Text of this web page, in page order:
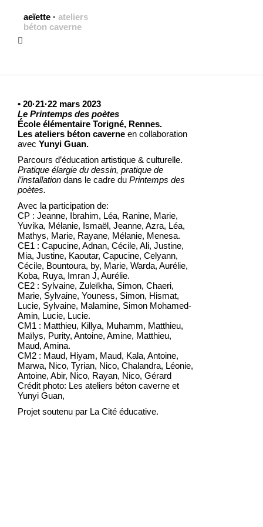
aeïette · ateliers
béton caverne
• 20·21·22 mars 2023
Le Printemps des poètes
École élémentaire Torigné, Rennes.
Les ateliers béton caverne en collaboration
avec Yunyi Guan.
Parcours d’éducation artistique & culturelle.
Pratique élargie du dessin, pratique de
l’installation dans le cadre du Printemps des
poètes.
Avec la participation de:
CP : Jeanne, Ibrahim, Léa, Ranine, Marie,
Yuvika, Mélanie, Ismaël, Jeanne, Azra, Léa,
Mathys, Marie, Rayane, Mélanie, Menesa.
CE1 : Capucine, Adnan, Cécile, Ali, Justine,
Mia, Justine, Kaoutar, Capucine, Celyann,
Cécile, Bountoura, by, Marie, Warda, Aurélie,
Koba, Ruya, Imran J, Aurélie.
CE2 : Sylvaine, Zuleïkha, Simon, Chaeri,
Marie, Sylvaine, Youness, Simon, Hismat,
Lucie, Sylvaine, Malamine, Simon Mohamed-
Amin, Lucie, Lucie.
CM1 : Matthieu, Killya, Muhamm, Matthieu,
Maïlys, Purity, Antoine, Amine, Matthieu,
Maud, Amina.
CM2 : Maud, Hiyam, Maud, Kala, Antoine,
Marwa, Nico, Tyrian, Nico, Chalandra, Léonie,
Antoine, Abir, Nico, Rayan, Nico, Gérard
Crédit photo: Les ateliers béton caverne et
Yunyi Guan,
Projet soutenu par La Cité éducative.